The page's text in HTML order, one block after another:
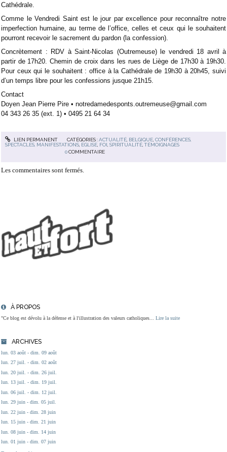
À PROPOS
"Ce blog est dévolu à la défense et à l'illustration des valeurs catholiques... Lire la suite
ARCHIVES
lun. 03 août - dim. 09 août
lun. 27 juil. - dim. 02 août
lun. 20 juil. - dim. 26 juil.
lun. 13 juil. - dim. 19 juil.
lun. 06 juil. - dim. 12 juil.
lun. 29 juin - dim. 05 juil.
lun. 22 juin - dim. 28 juin
lun. 15 juin - dim. 21 juin
lun. 08 juin - dim. 14 juin
lun. 01 juin - dim. 07 juin
Cathédrale.
Comme le Vendredi Saint est le jour par excellence pour reconnaître notre
imperfection humaine, au terme de l’office, celles et ceux qui le souhaitent
pourront recevoir le sacrement du pardon (la confession).
Concrètement : RDV à Saint-Nicolas (Outremeuse) le vendredi 18 avril à
partir de 17h20. Chemin de croix dans les rues de Liège de 17h30 à 19h30.
Pour ceux qui le souhaitent : office à la Cathédrale de 19h30 à 20h45, suivi
d’un temps libre pour les confessions jusque 21h15.
Contact
Doyen Jean Pierre Pire • notredamedesponts.outremeuse@gmail.com
04 343 26 35 (ext. 1) • 0495 21 64 34
LIEN PERMANENT CATÉGORIES :ACTUALITÉ, BELGIQUE, CONFÉRENCES,
SPECTACLES, MANIFESTATIONS EGLISE FOI ,SPIRITUALITÉ ,TÉMOIGNAGES
0 COMMENTAIRE
Les commentaires sont fermés.